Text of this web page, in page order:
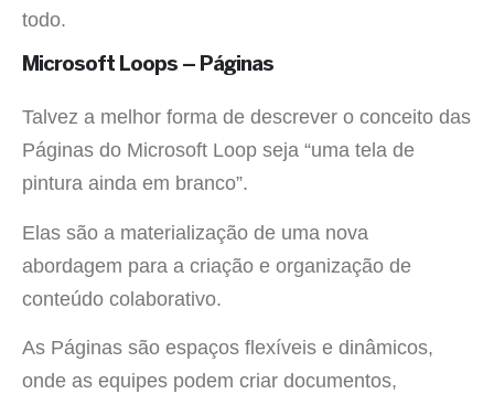
todo.
Microsoft Loops – Páginas
Talvez a melhor forma de descrever o conceito das
Páginas do Microsoft Loop seja “uma tela de
pintura ainda em branco”.
Elas são a materialização de uma nova
abordagem para a criação e organização de
conteúdo colaborativo.
As Páginas são espaços flexíveis e dinâmicos,
onde as equipes podem criar documentos,